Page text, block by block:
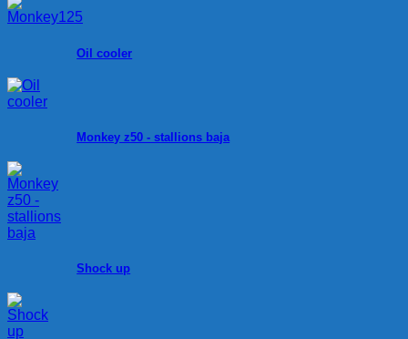
Oil cooler
Monkey z50 - stallions baja
Shock up